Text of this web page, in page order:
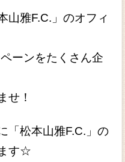
山雅F.C.」のオフィ
ーンをたくさん企
せ！
「松本山雅F.C.」の
す☆